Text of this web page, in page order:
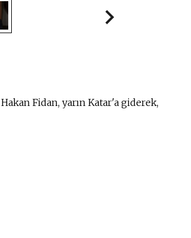
Fidan, yarın Katar'a giderek,